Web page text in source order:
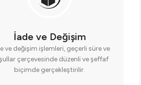
İade ve Değişim
ve değişim işlemleri, geçerli süre ve
çerçevesinde düzenli ve şeffaf
biçimde gerçekleştirilir.